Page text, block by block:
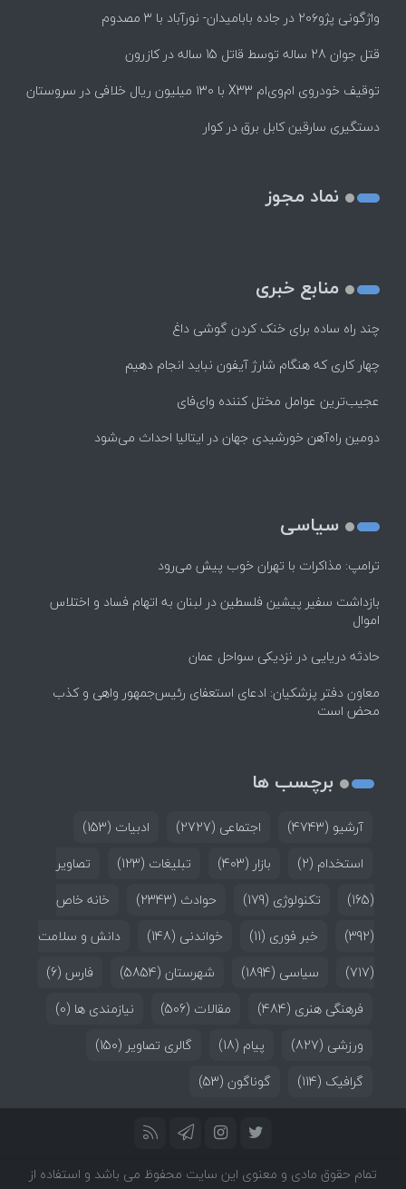
واژگونی پژو۲۰۶ در جاده بابامیدان- نورآباد با ۳ مصدوم
قتل جوان 28 ساله توسط قاتل 15 ساله در کازرون
توقیف خودروی ام‌وی‌ام X33 با ۱۳۰ میلیون ریال خلافی در سروستان
دستگیری سارقین کابل برق در کوار
نماد مجوز
منابع خبری
چند راه‌ ساده برای خنک کردن گوشی داغ
چهار کاری که هنگام شارژ آیفون نباید انجام دهیم
عجیب‌ترین عوامل مختل کننده وای‌فای
دومین راه‌آهن خورشیدی جهان در ایتالیا احداث می‌شود
سیاسی
ترامپ: مذاکرات با تهران خوب پیش می‌رود
بازداشت سفیر پیشین فلسطین در لبنان به اتهام فساد و اختلاس
اموال
حادثه دریایی در نزدیکی سواحل عمان
معاون دفتر پزشکیان: ادعای استعفای رئیس‌جمهور واهی و کذب
محض است
برچسب ها
آرشیو (4743) اجتماعی (2727) ادبیات (153)
استخدام (2) بازار (403) تبلیغات (123)
تصاویر
(165)
تکنولوژی (179) حوادث (2343)
خانه خاص
(392)
خبر فوری (11) خواندنی (148)
دانش و سلامت
(717)
سیاسی (1894) شهرستان (5854) فارس (6)
فرهنگی هنری (484) مقالات (506) نیازمندی ها (0)
ورزشی (827) پیام (18) گالری تصاویر (150)
گرافیک (114) گوناگون (53)
تمام حقوق مادی و معنوی این سایت محفوظ می باشد و استفاده از